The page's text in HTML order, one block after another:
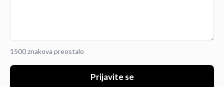
1500 znakova preostalo
Prijavite se